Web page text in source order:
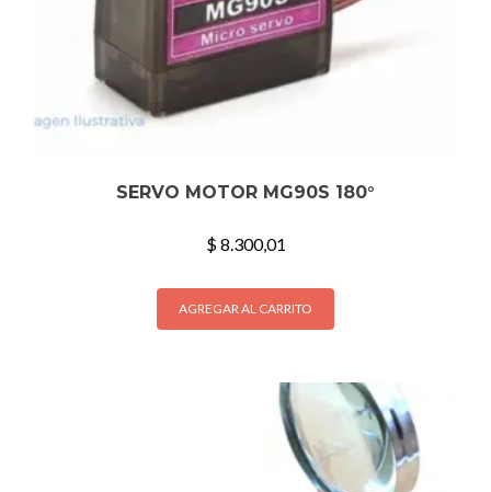
SERVO MOTOR MG90S 180°
$8.300,01
AGREGAR AL CARRITO